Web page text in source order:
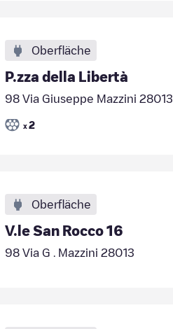
Oberfläche
P.zza della Libertà
98 Via Giuseppe Mazzini 28013
x 2
Oberfläche
V.le San Rocco 16
98 Via G . Mazzini 28013